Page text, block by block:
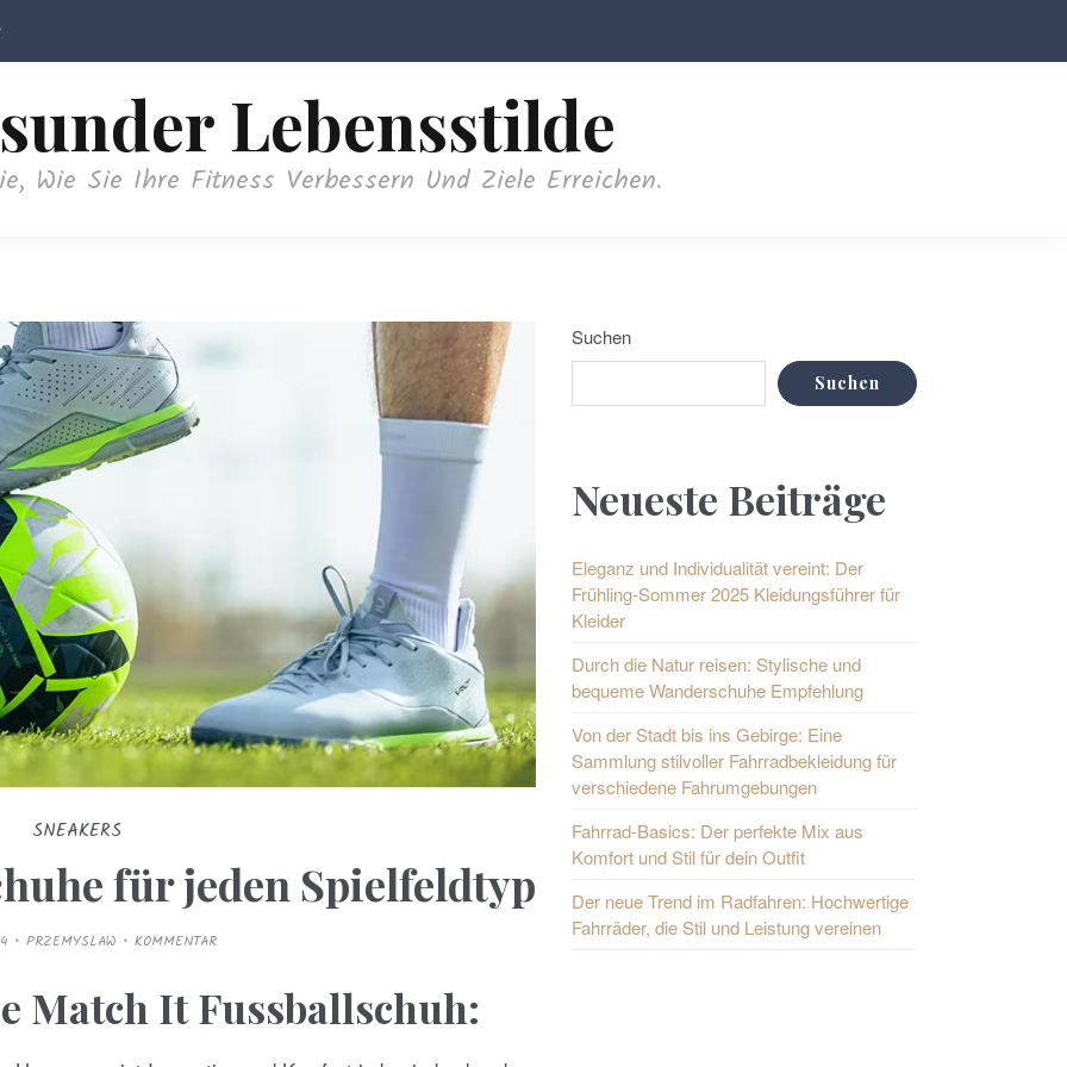
Lebensstilde
Wie Sie Ihre Fitness Verbessern Und Ziele Erreichen.
SNEAKERS
für jeden Spielfeldtyp
PRZEMYSLAW KOMMENTAR
Match It Fussballschuh:
Suchen
Suchen
Neueste Beiträge
Eleganz und Individualität vereint: Der
Frühling-Sommer 2025 Kleidungsführer für
Kleider
Durch die Natur reisen: Stylische und
bequeme Wanderschuhe Empfehlung
Von der Stadt bis ins Gebirge: Eine
Sammlung stilvoller Fahrradbekleidung für
verschiedene Fahrumgebungen
Fahrrad-Basics: Der perfekte Mix aus
Komfort und Stil für dein Outfit
Der neue Trend im Radfahren: Hochwertige
Fahrräder, die Stil und Leistung vereinen